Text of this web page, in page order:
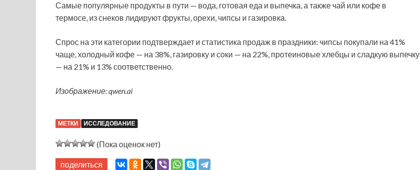
Самые популярные продукты в пути — вода, готовая еда и выпечка, а также чай или кофе в
термосе, из снеков лидируют фрукты, орехи, чипсы и газировка.
Спрос на эти категории подтверждает и статистика продаж в праздники: чипсы покупали на 41%
чаще, холодный кофе — на 38%, газировку и соки — на 22%, протеиновые хлебцы и сладкую выпечку
— на 21% и 13% соответственно.
Изображение: qwen.ai
МЕТКИ ИССЛЕДОВАНИЕ
(Пока оценок нет)
поделиться